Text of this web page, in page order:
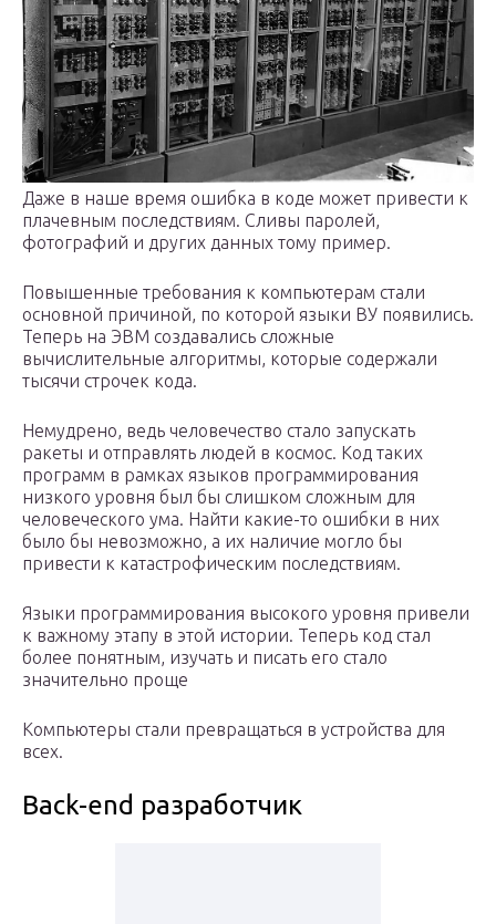
Даже в наше время ошибка в коде может привести к
плачевным последствиям. Сливы паролей,
фотографий и других данных тому пример.
Повышенные требования к компьютерам стали
основной причиной, по которой языки ВУ появились.
Теперь на ЭВМ создавались сложные
вычислительные алгоритмы, которые содержали
тысячи строчек кода.
Немудрено, ведь человечество стало запускать
ракеты и отправлять людей в космос. Код таких
программ в рамках языков программирования
низкого уровня был бы слишком сложным для
человеческого ума. Найти какие-то ошибки в них
было бы невозможно, а их наличие могло бы
привести к катастрофическим последствиям.
Языки программирования высокого уровня привели
к важному этапу в этой истории. Теперь код стал
более понятным, изучать и писать его стало
значительно проще
Компьютеры стали превращаться в устройства для
всех.
Back-end разработчик